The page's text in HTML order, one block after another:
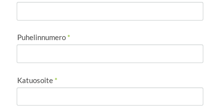
Puhelinnumero *
Katuosoite *